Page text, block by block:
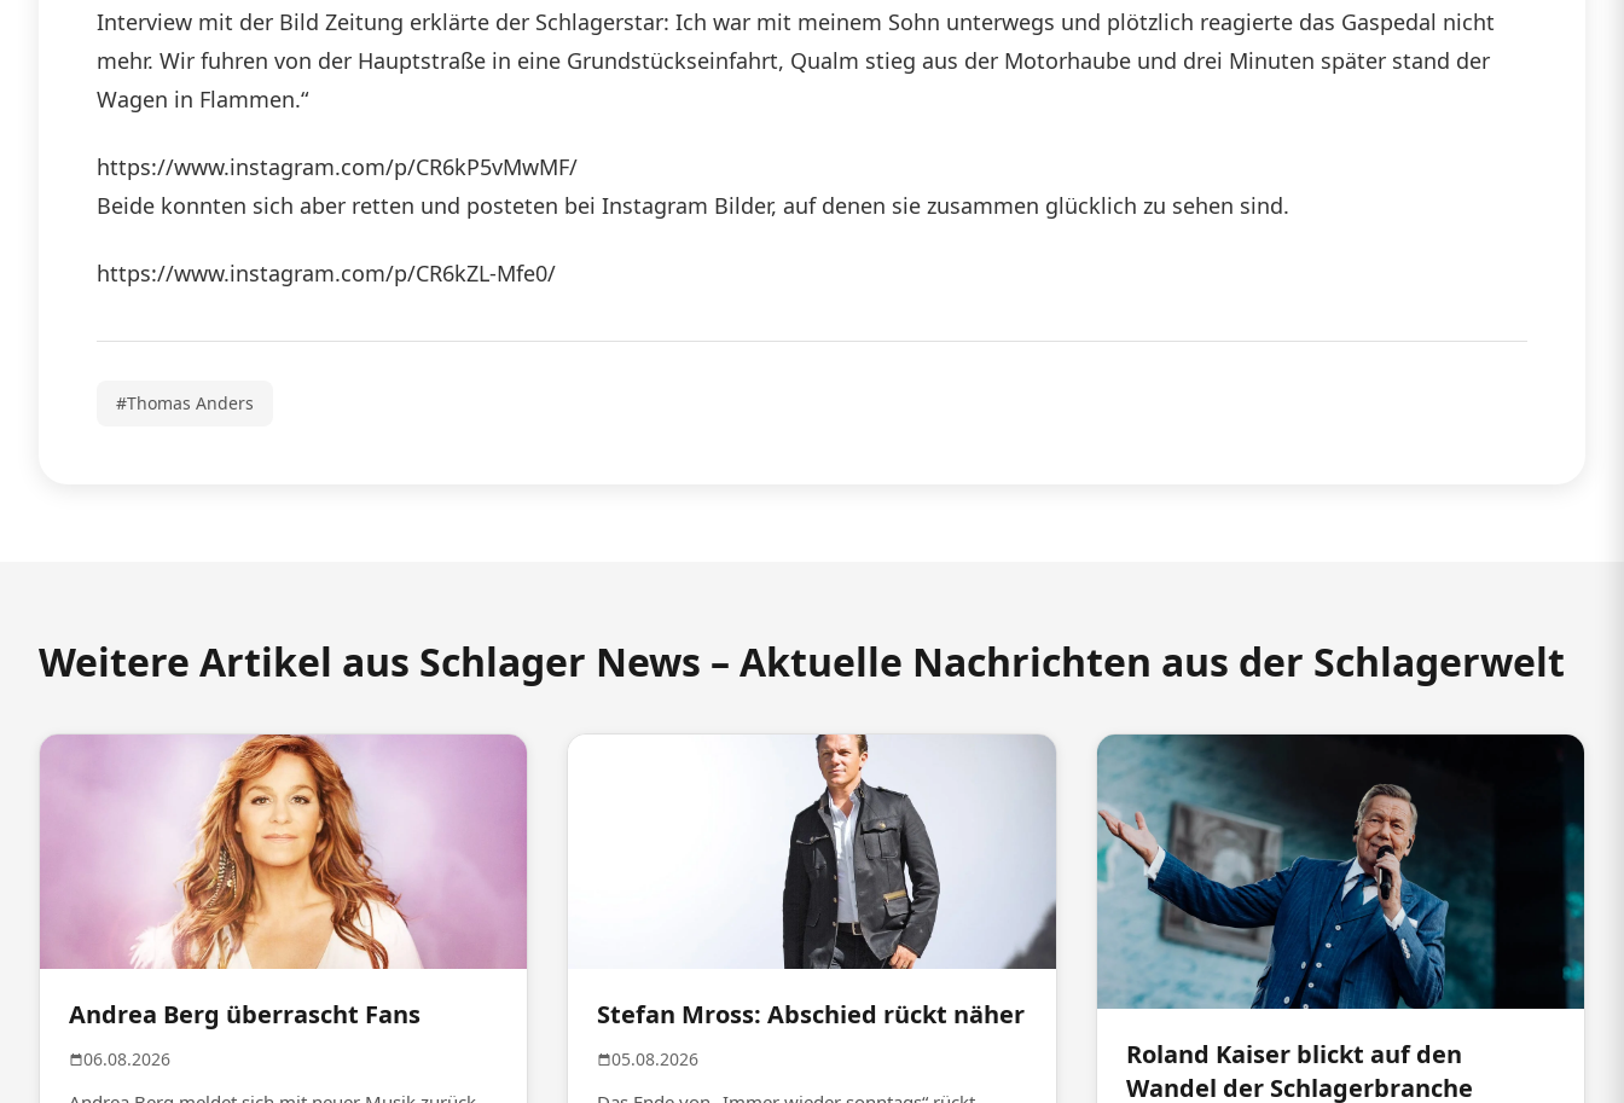
Interview mit der Bild Zeitung erklärte der Schlagerstar: Ich war mit meinem Sohn unterwegs und plötzlich reagierte das Gaspedal nicht
mehr. Wir fuhren von der Hauptstraße in eine Grundstückseinfahrt, Qualm stieg aus der Motorhaube und drei Minuten später stand der
Wagen in Flammen.“
https://www.instagram.com/p/CR6kP5vMwMF/
Beide konnten sich aber retten und posteten bei Instagram Bilder, auf denen sie zusammen glücklich zu sehen sind.
https://www.instagram.com/p/CR6kZL-Mfe0/
#Thomas Anders
Weitere Artikel aus Schlager News – Aktuelle Nachrichten aus der Schlagerwelt
Andrea Berg überrascht Fans
06.08.2026
Stefan Mross: Abschied rückt näher
05.08.2026
Roland Kaiser blickt auf den
Wandel der Schlagerbranche